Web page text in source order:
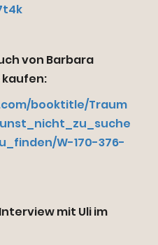
von Barbara
kaufen:
booktitle/Traum
W-170-376-
mit Uli im